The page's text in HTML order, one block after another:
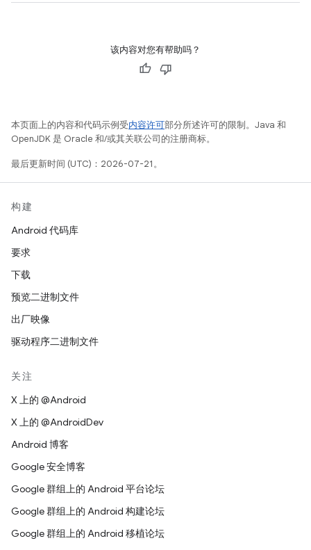
该内容对您有帮助吗？
本页面上的内容和代码示例受内容许可部分所述许可的限制。Java 和
OpenJDK 是 Oracle 和/或其关联公司的注册商标。
最后更新时间 (UTC)：2026-07-21。
构建
Android 代码库
要求
下载
预览二进制文件
出厂映像
驱动程序二进制文件
关注
X 上的 @Android
X 上的 @AndroidDev
Android 博客
Google 安全博客
Google 群组上的 Android 平台论坛
Google 群组上的 Android 构建论坛
Google 群组上的 Android 移植论坛